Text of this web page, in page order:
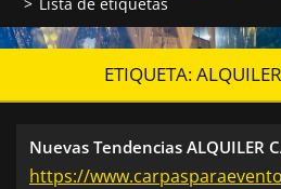
ETIQUETA:
Nuevas Tendencias ALQUILER
https://